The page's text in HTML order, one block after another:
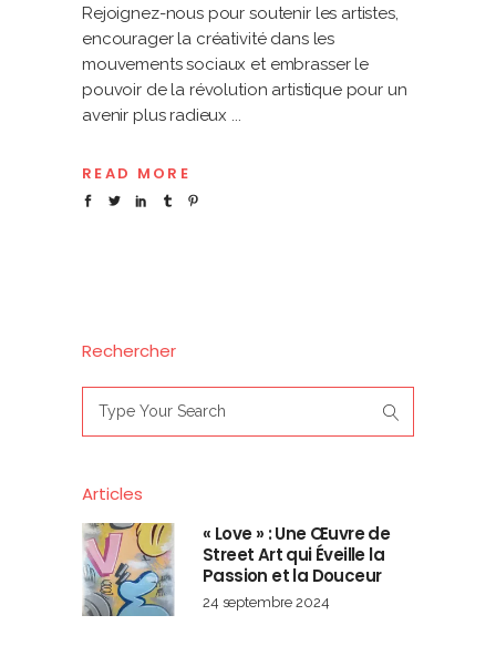
Rejoignez-nous pour soutenir les artistes,
encourager la créativité dans les
mouvements sociaux et embrasser le
pouvoir de la révolution artistique pour un
avenir plus radieux
READ MORE
Rechercher
for:
Articles
« Love » : Une Œuvre de
Street Art qui Éveille la
Passion et la Douceur
24 septembre 2024